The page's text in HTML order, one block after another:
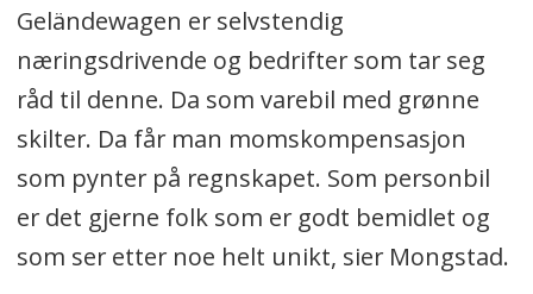
Geländewagen er selvstendig
næringsdrivende og bedrifter som tar seg
råd til denne. Da som varebil med grønne
skilter. Da får man momskompensasjon
som pynter på regnskapet. Som personbil
er det gjerne folk som er godt bemidlet og
som ser etter noe helt unikt, sier Mongstad.